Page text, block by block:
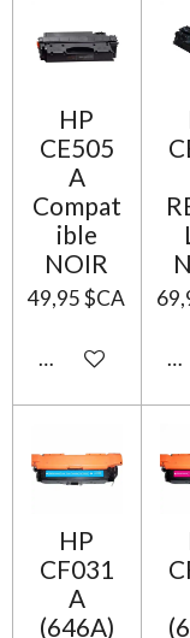
HP
CE505
A
Compat
ible
NOIR
49,95 $CA
Ajouter au panier
HP
CF031
A
(646A)